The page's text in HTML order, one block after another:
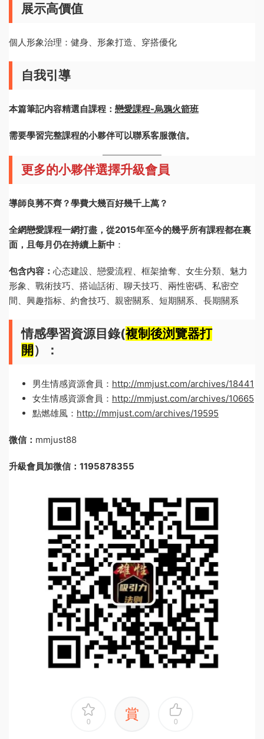
展示高價值
個人形象治理：健身、形象打造、穿搭優化
自我引導
本篇筆記内容精選自課程： 戀愛課程-烏鴉火箭班
需要學習完整課程的小夥伴可以聯系客服微信。
更多的小夥伴選擇升級會員
導師良莠不齊？學費大幾百好幾千上萬？
全網戀愛課程一網打盡，從2015年至今的幾乎所有課程都在裏
面，且每月仍在持續上新中 ：
包含内容： 心态建設、戀愛流程、框架搶奪、女生分類、魅力
形象、戰術技巧、搭讪話術、聊天技巧、兩性密碼、私密空
間、興趣指标、約會技巧、親密關系、短期關系、長期關系
情感學習資源目錄(複制後浏覽器打
開 ）：
男生情感資源會員： http://mmjust.com/archives/18441
女生情感資源會員： http://mmjust.com/archives/10665
點燃雄風： http://mmjust.com/archives/19595
微信： mmjust88
升級會員加微信：1195878355
0 賞 0